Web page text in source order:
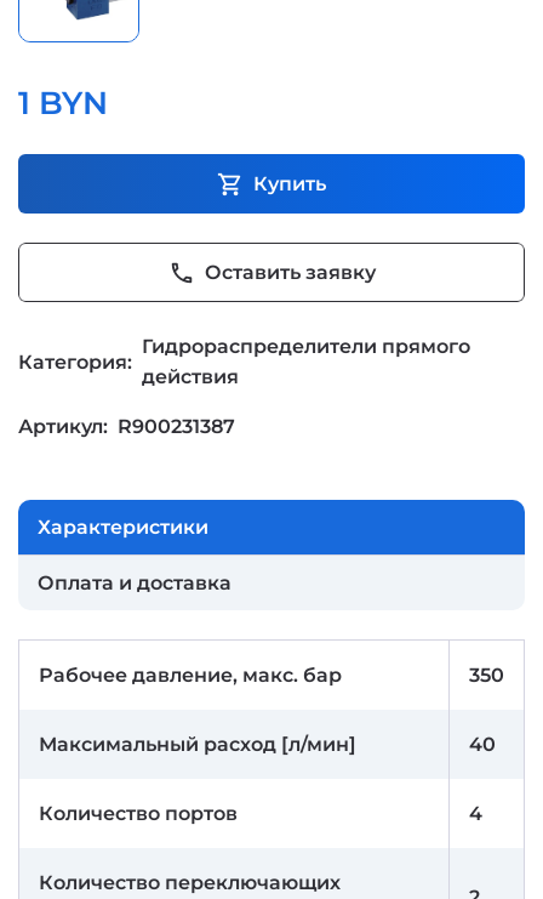
1 BYN
shopping_cart Купить
phone Оставить заявку
Категория:
Гидрораспределители прямого
действия
Артикул: R900231387
Характеристики
Оплата и доставка
Рабочее давление, макс. бар 350
Максимальный расход [л/мин] 40
Количество портов 4
Количество переключающих